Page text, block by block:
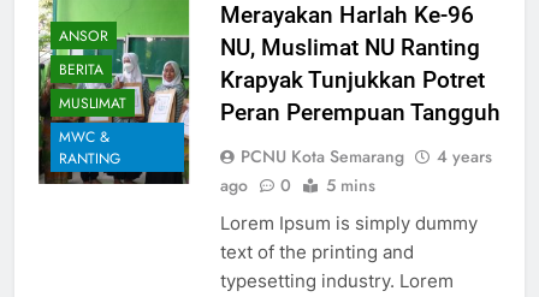
ANSOR
BERITA
MUSLIMAT
MWC &
RANTING
Merayakan Harlah Ke-96
NU, Muslimat NU Ranting
Krapyak Tunjukkan Potret
Peran Perempuan Tangguh
PCNU Kota Semarang
4 years
ago
0 5 mins
Lorem Ipsum is simply dummy
text of the printing and
typesetting industry. Lorem